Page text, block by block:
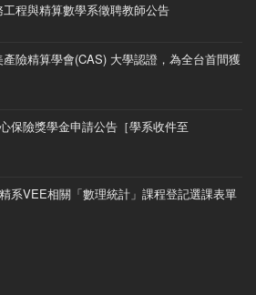
工程與精算數學系徵聘教師公告
產險精算學會(CAS) 大學認證，為全台首間獲
保險獎學金申請公告［學系收件至
系VEE相關「數理統計」課程登記選課表單